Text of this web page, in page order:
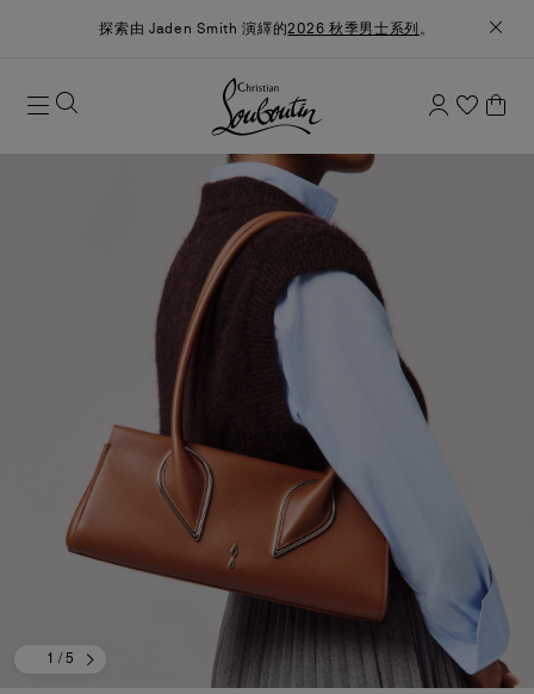
探索由 Jaden Smith 演繹的2026 秋季男士系列 。
1 / 5